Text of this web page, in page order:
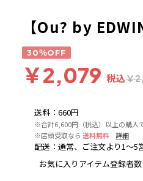
送料 ： 660円
※合計6,600円（税込）以上の購入
※店頭受取なら 送料無料 詳細
配送 ： 通常、ご注文より1～5
お気に入りアイテム登録者数
【Ou? by
30％OFF
￥2,079 税込￥